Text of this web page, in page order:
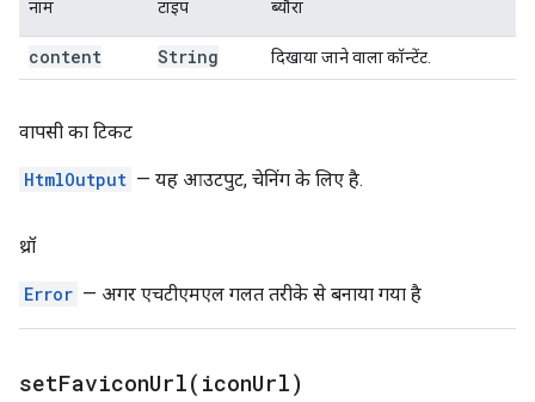
नाम टाइप ब्यौरा
content String दिखाया जाने वाला कॉन्टेंट.
वापसी का टिकट
HtmlOutput — यह आउटपुट, चेनिंग के लिए है.
थ्रॉ
Error — अगर एचटीएमएल गलत तरीके से बनाया गया है
setFaviconUrl( iconUrl)